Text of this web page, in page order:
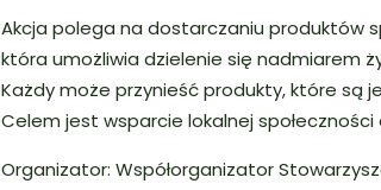
Akcja polega na dostarczaniu produktów
która umożliwia dzielenie się nadmiarem
Każdy może przynieść produkty, które są
Celem jest wsparcie lokalnej
Organizator: Współorganizator